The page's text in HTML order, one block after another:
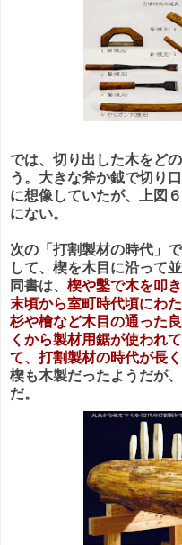
では、切り出した木をど
う。大きな斧か鉞で切り
に想像していたが、上図
にない。
次の「打割製材の時代」
して、楔を木目に沿って
同書は、 楔や鑿で木を叩
末頃から室町時代頃にわ
杉や檜など木目の通った
くから製材用鋸が使われ
て、打割製材の時代が長
楔も木製だったようだが
だ。